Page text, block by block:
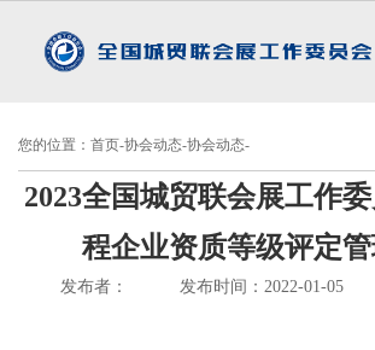
您的位置：首页-协会动态-协会动态-
2023全国城贸联会展工作
程企业资质等级评定
发布者： 发布时间：2022-01-05